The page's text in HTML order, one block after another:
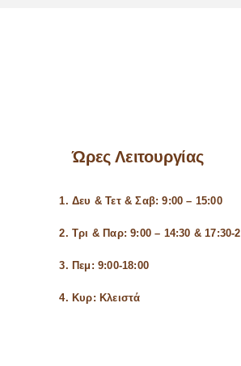
Ώρες Λειτουργίας
Δευ & Τετ & Σαβ: 9:00 – 15:00
Τρι & Παρ: 9:00 – 14:30 & 17:30-
Πεμ: 9:00-18:00
Κυρ: Κλειστά